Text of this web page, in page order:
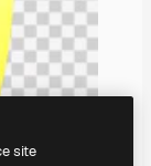
site